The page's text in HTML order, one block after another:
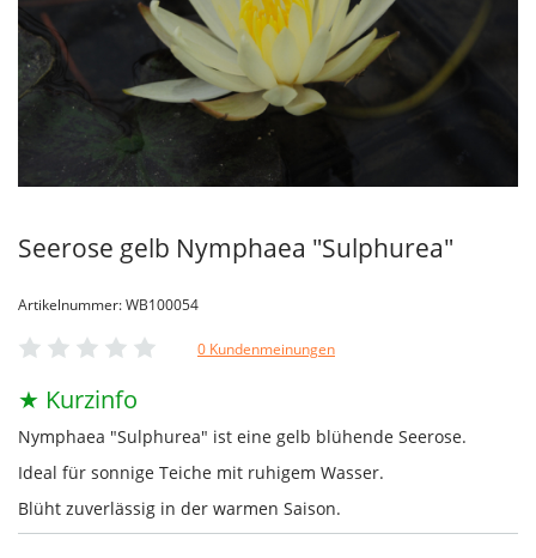
Seerose gelb Nymphaea "Sulphurea"
Artikelnummer: WB100054
0 Kundenmeinungen
★ Kurzinfo
Nymphaea "Sulphurea" ist eine gelb blühende Seerose.
Ideal für sonnige Teiche mit ruhigem Wasser.
Blüht zuverlässig in der warmen Saison.